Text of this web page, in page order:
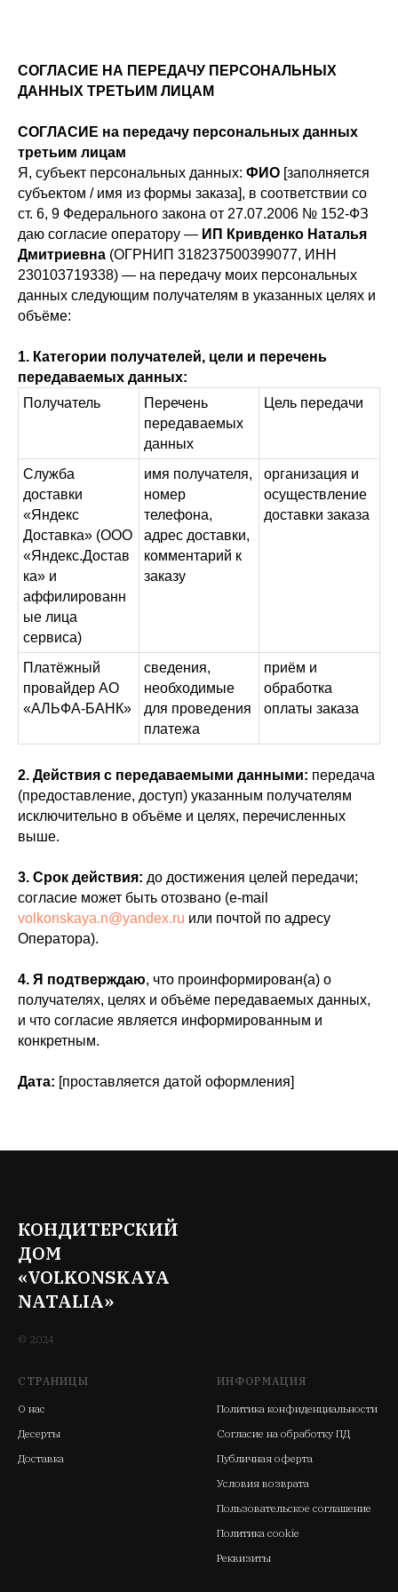
СОГЛАСИЕ НА ПЕРЕДАЧУ ПЕРСОНАЛЬНЫХ
ДАННЫХ ТРЕТЬИМ ЛИЦАМ
СОГЛАСИЕ на передачу персональных данных
третьим лицам
Я, субъект персональных данных: ФИО [заполняется
субъектом / имя из формы заказа], в соответствии со
ст. 6, 9 Федерального закона от 27.07.2006 № 152-ФЗ
даю согласие оператору — ИП Кривденко Наталья
Дмитриевна (ОГРНИП 318237500399077, ИНН
230103719338) — на передачу моих персональных
данных следующим получателям в указанных целях и
объёме:
1. Категории получателей, цели и перечень
передаваемых данных:
Получатель
Перечень
передаваемых
данных
Цель передачи
Служба
доставки
«Яндекс
Доставка» (ООО
«Яндекс.Достав
ка» и
аффилированн
ые лица
сервиса)
имя получателя,
номер
телефона,
адрес доставки,
комментарий к
заказу
организация и
осуществление
доставки заказа
Платёжный
провайдер АО
«АЛЬФА-БАНК»
сведения,
необходимые
для проведения
платежа
приём и
обработка
оплаты заказа
2. Действия с передаваемыми данными: передача
(предоставление, доступ) указанным получателям
исключительно в объёме и целях, перечисленных
выше.
3. Срок действия: до достижения целей передачи;
согласие может быть отозвано (e-mail
volkonskaya.n@yandex.ru или почтой по адресу
Оператора).
4. Я подтверждаю, что проинформирован(а) о
получателях, целях и объёме передаваемых данных,
и что согласие является информированным и
конкретным.
Дата: [проставляется датой оформления]
КОНДИТЕРСКИЙ
ДОМ
«VOLKONSKAYA
NATALIA»
© 2024
СТРАНИЦЫ
О нас
Десерты
Доставка
ИНФОРМАЦИЯ
Политика конфиденциальности
Согласие на обработку ПД
Публичная оферта
Условия возврата
Пользовательское соглашение
Политика cookie
Реквизиты